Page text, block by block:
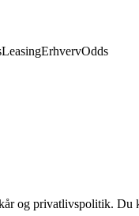
LeasingErhvervOdds
og privatlivspolitik. Du